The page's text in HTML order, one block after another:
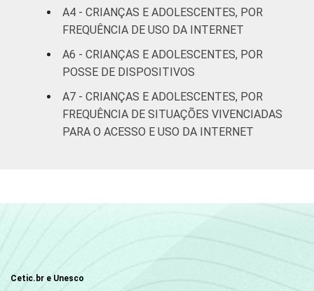
SOCIAL
C
DE 1
COR OU RAÇA Branca 1
Preta
Indígena
A4 - CRIANÇAS E ADOLESCENTES, POR
FREQUÊNCIA DE USO DA INTERNET
A6 - CRIANÇAS E ADOLESCENTES, POR
POSSE DE DISPOSITIVOS
A7 - CRIANÇAS E ADOLESCENTES, POR
FREQUÊNCIA DE SITUAÇÕES VIVENCIADAS
PARA O ACESSO E USO DA INTERNET
Cetic.br e Unesco